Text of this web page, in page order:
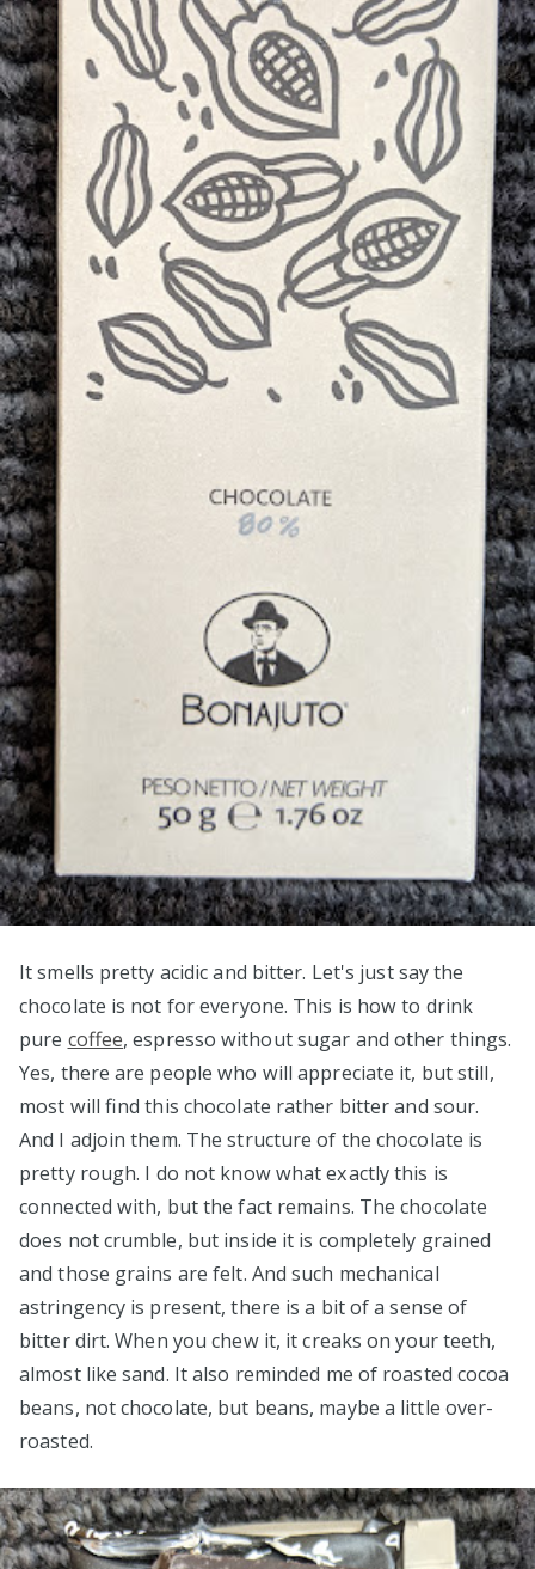
It smells pretty acidic and bitter. Let's just say the
chocolate is not for everyone. This is how to drink
pure coffee, espresso without sugar and other things.
Yes, there are people who will appreciate it, but still,
most will find this chocolate rather bitter and sour.
And I adjoin them. The structure of the chocolate is
pretty rough. I do not know what exactly this is
connected with, but the fact remains. The chocolate
does not crumble, but inside it is completely grained
and those grains are felt. And such mechanical
astringency is present, there is a bit of a sense of
bitter dirt. When you chew it, it creaks on your teeth,
almost like sand. It also reminded me of roasted cocoa
beans, not chocolate, but beans, maybe a little over-
roasted.